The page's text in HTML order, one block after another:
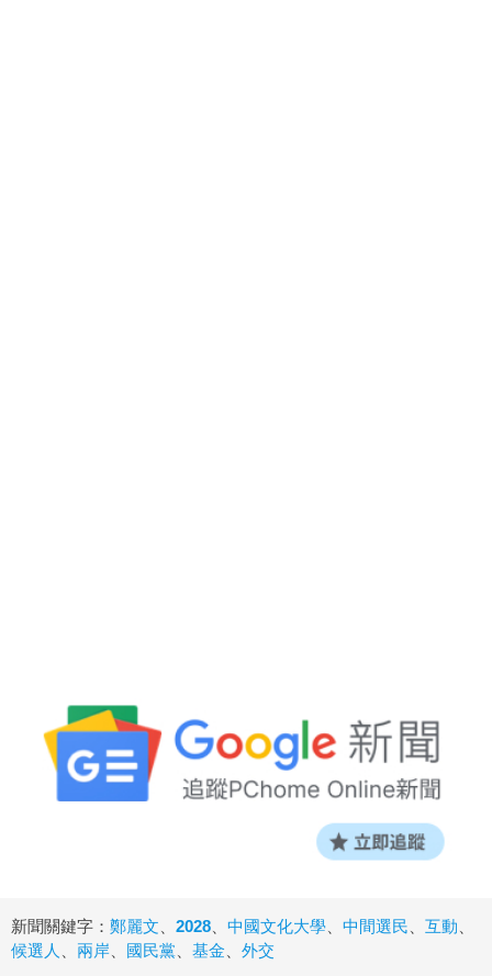
新聞關鍵字： 鄭麗文 2028 中國文化大學 中間選民 互動
候選人
兩岸 國民黨 基金 外交